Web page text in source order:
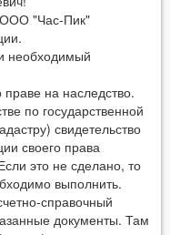
ООО "Час-Пик"
необходимый
на наследство.
по государственной
свидетельство
своего права
это не сделано, то
выполнить.
справочный
документы. Там